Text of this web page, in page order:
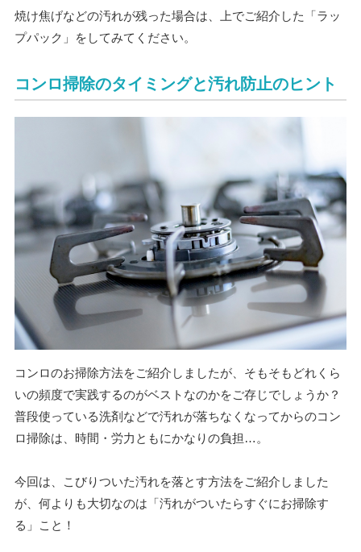
焼け焦げなどの汚れが残った場合は、上でご紹介した「ラッ
プパック」をしてみてください。
コンロ掃除のタイミングと汚れ防止のヒント
コンロのお掃除方法をご紹介しましたが、そもそもどれくら
いの頻度で実践するのがベストなのかをご存じでしょうか？
普段使っている洗剤などで汚れが落ちなくなってからのコン
ロ掃除は、時間・労力ともにかなりの負担…。
今回は、こびりついた汚れを落とす方法をご紹介しました
が、何よりも大切なのは「汚れがついたらすぐにお掃除す
る」こと！